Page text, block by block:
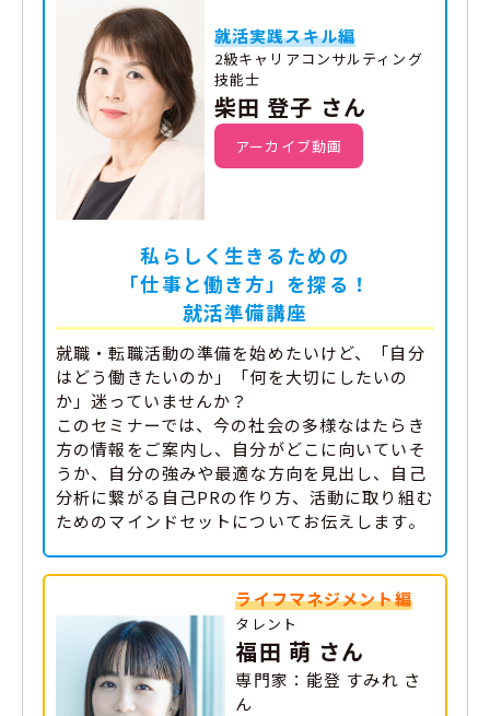
就活実践スキル編
2級キャリアコンサルティング
技能士
柴田 登子 さん
アーカイブ動画
私らしく生きるための
「仕事と働き方」を探る！
就活準備講座
就職・転職活動の準備を始めたいけど、「自分
はどう働きたいのか」「何を大切にしたいの
か」迷っていませんか？
このセミナーでは、今の社会の多様なはたらき
方の情報をご案内し、自分がどこに向いていそ
うか、自分の強みや最適な方向を見出し、自己
分析に繋がる自己PRの作り方、活動に取り組む
ためのマインドセットについてお伝えします。
ライフマネジメント編
タレント
福田 萌 さん
専門家：能登 すみれ さ
ん